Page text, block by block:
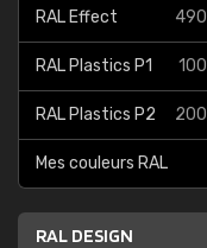
RAL Effect 490
RAL Plastics P1 100
RAL Plastics P2 200
Mes couleurs RAL
RAL DESIGN